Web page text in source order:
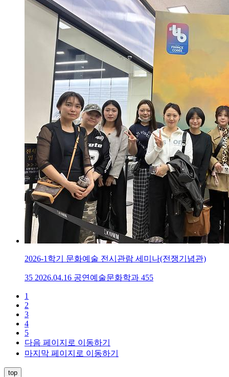
2026-1학기 문화예술 전시관람 세미나(전쟁기념관)
35 2026.04.16 공연예술문화학과 455
1
2
3
4
5
다음 페이지로 이동하기
마지막 페이지로 이동하기
top